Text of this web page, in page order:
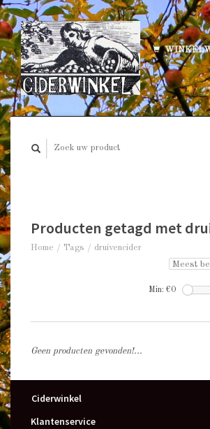
Producten getagd met
Home / Tags / druivencider
Min: €0
Geen producten gevonden!...
Ciderwinkel
Klantenservice